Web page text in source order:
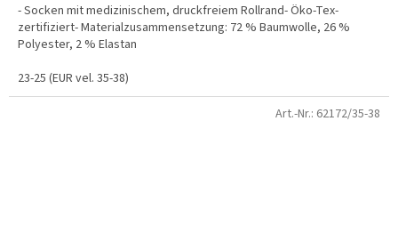
- Socken mit medizinischem, druckfreiem Rollrand- Öko-Tex-
zertifiziert- Materialzusammensetzung: 72 % Baumwolle, 26 %
Polyester, 2 % Elastan
23-25 (EUR vel. 35-38)
Art.-Nr.: 62172/35-38